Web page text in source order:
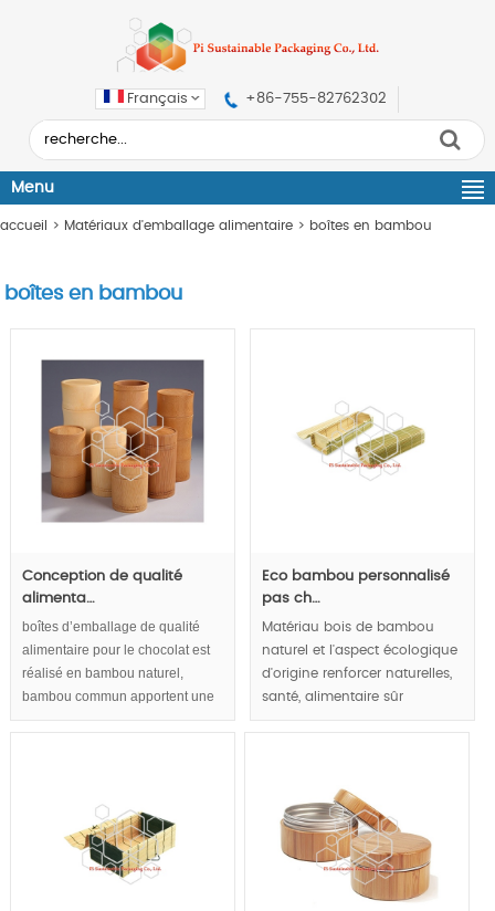
Français +86-755-82762302
Menu
accueil > Matériaux d'emballage alimentaire > boîtes en bambou
boîtes en bambou
Conception de qualité
alimenta…
boîtes d’emballage de qualité
alimentaire pour le chocolat est
réalisé en bambou naturel,
bambou commun apportent une
sensation saine et naturelle aux
accumulent image d’entreprise
responsable.
Eco bambou personnalisé
pas ch…
Matériau bois de bambou
naturel et l'aspect écologique
d'origine renforcer naturelles,
santé, alimentaire sûr
sentiment via les sens visuels
MOQ:3000pcs.